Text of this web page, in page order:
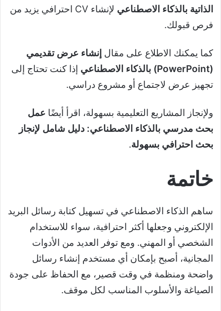
الذاتية بالذكاء الاصطناعي
لإنشاء CV احترافي يزيد من
فرص قبولك.
كما يمكنك الاطلاع على مقال إنشاء عرض تقديمي
(PowerPoint) بالذكاء الاصطناعي
إذا كنت تحتاج إلى
تجهيز عرض لاجتماع أو مشروع دراسي.
ولإنجاز المشاريع التعليمية بسهولة، اقرأ أيضًا عمل
بحث مدرسي بالذكاء الاصطناعي: دليل شامل لإنجاز
بحث احترافي بسهولة.
خاتمة
ساهم الذكاء الاصطناعي في تسهيل كتابة رسائل البريد
الإلكتروني وجعلها أكثر احترافية، سواء للاستخدام
الشخصي أو المهني. ومع توفر العديد من الأدوات
المجانية، أصبح بإمكان أي مستخدم إنشاء رسائل
واضحة ومنظمة في وقت قصير، مع الحفاظ على جودة
الصياغة والأسلوب المناسب لكل موقف.